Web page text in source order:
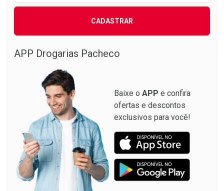
CADASTRAR
APP Drogarias Pacheco
Baixe o APP e confira
ofertas e descontos
exclusivos para você!